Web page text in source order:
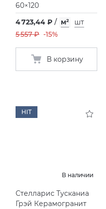
60×120
4 723,44 ₽ / м²
шт
5 557 ₽ -15%
В корзину
HIT
В наличии
Стелларис Тусканиа
Грэй Керамогранит